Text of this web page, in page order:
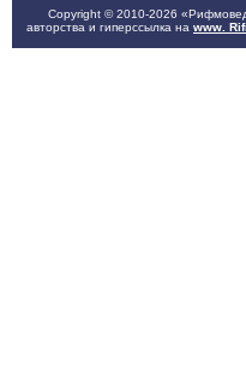
Copyright © 2010-2026
авторства и гиперссылка на www.